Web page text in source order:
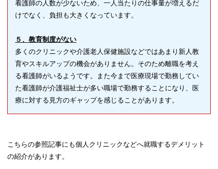
看護師の人数が少ないため、一人当たりの仕事量が増えるだ
けでなく、負担も大きくなっています。
５、教育制度がない
多くのクリニックや介護老人保健施設などではあまり新人教
育やスキルアップの機会がありません。そのため離職を考え
る看護師がいるようです。また今まで医療現場で勤務してい
た看護師が介護福祉士が多い職場で勤務することになり、医
療に対する見方のギャップを感じることがあります。
こちらの参照記事にも個人クリニックなどへ就職するデメリット
の紹介があります。